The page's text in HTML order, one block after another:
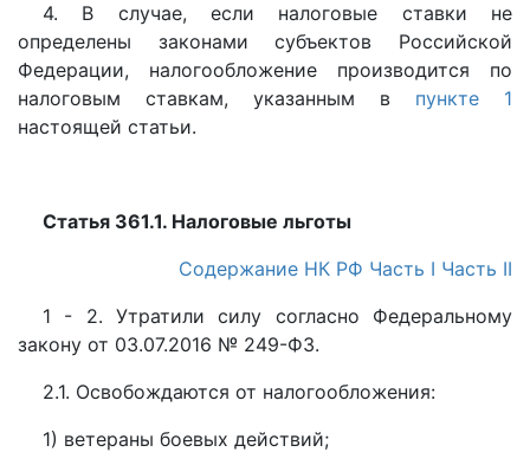
4. В случае, если налоговые ставки не
определены законами субъектов Российской
Федерации, налогообложение производится по
налоговым ставкам, указанным в пункте 1
настоящей статьи.
Статья 361.1. Налоговые льготы
Содержание НК РФ Часть I Часть II
1 - 2. Утратили силу согласно Федеральному
закону от 03.07.2016 № 249-ФЗ.
2.1. Освобождаются от налогообложения:
1) ветераны боевых действий;